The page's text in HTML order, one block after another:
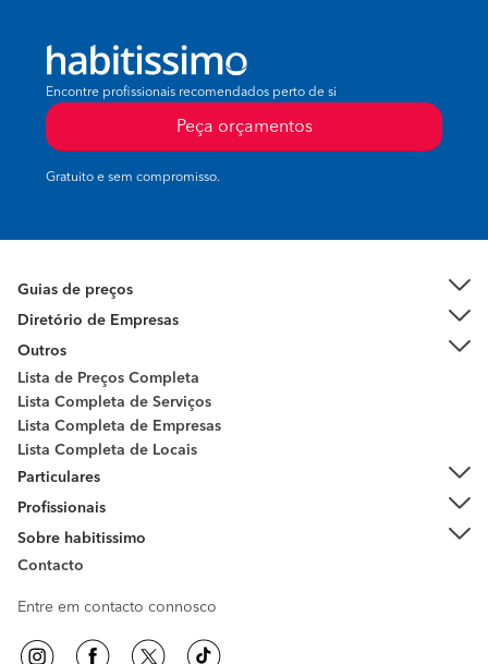
Encontre profissionais recomendados perto de si
Peça orçamentos
Gratuito e sem compromisso.
Guias de preços
Diretório de Empresas
Outros
Lista de Preços Completa
Lista Completa de Serviços
Lista Completa de Empresas
Lista Completa de Locais
Particulares
Profissionais
Sobre habitissimo
Contacto
Entre em contacto connosco